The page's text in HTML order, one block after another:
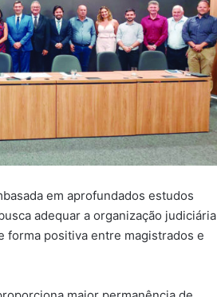
em aprofundados estudos
adequar a organização judiciária
forma positiva entre magistrados e